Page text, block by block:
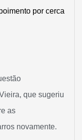
por cerca
que sugeriu
as
novamente.